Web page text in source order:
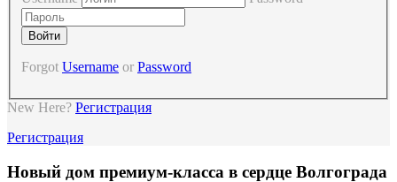
Forgot Username or Password
New Here? Регистрация
Регистрация
Новый дом премиум-класса в сердце Волгограда